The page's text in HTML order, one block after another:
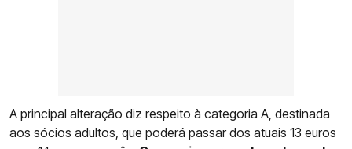
A principal alteração diz respeito à categoria A, destinada
aos sócios adultos, que poderá passar dos atuais 13 euros